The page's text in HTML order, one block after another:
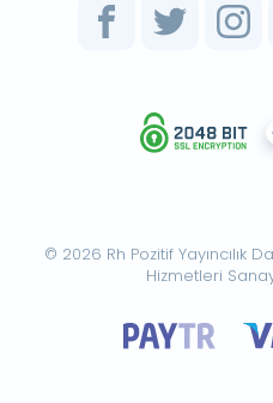
© 2026 Rh Pozitif Yayıncılık
Hizmetleri